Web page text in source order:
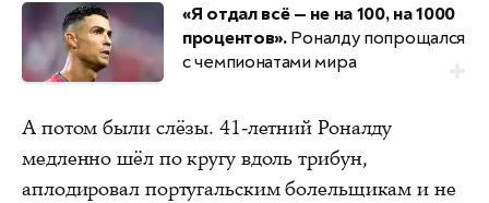
«Я отдал всё — не на 100, на 1000
процентов».Роналду попрощался
с чемпионатами мира
А потом были слёзы. 41-летний Роналду
медленно шёл по кругу вдоль трибун,
аплодировал португальским болельщикам и не